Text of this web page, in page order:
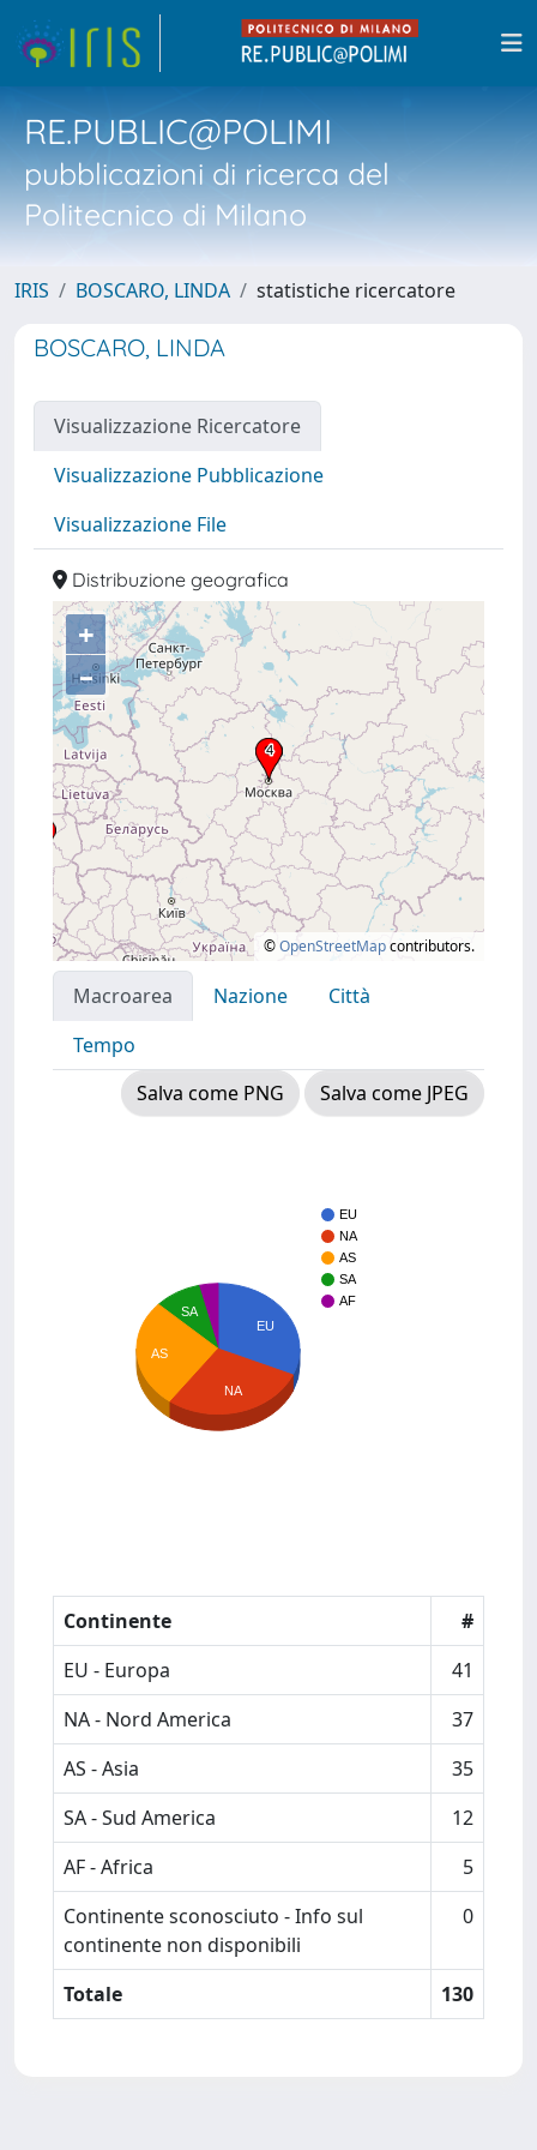
RE.PUBLIC@POLIMI
pubblicazioni di ricerca del
Politecnico di Milano
IRIS BOSCARO, LINDA statistiche ricercatore
BOSCARO, LINDA
Visualizzazione Ricercatore
Visualizzazione Pubblicazione
Visualizzazione File
Distribuzione geografica
+
–
©OpenStreetMapcontributors.
Macroarea Nazione
Città
Tempo
Salva come PNG
Salva come JPEG
EU
NA
AS
SA
AF
EU
SA
AS
NA
Continente
#
EU - Europa
41
NA - Nord America
37
AS - Asia
35
SA - Sud America
12
AF - Africa
5
Continente sconosciuto - Info sul
continente non disponibili
0
Totale 130